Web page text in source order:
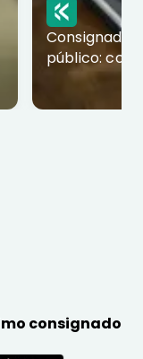
Consignado
público:
consignado